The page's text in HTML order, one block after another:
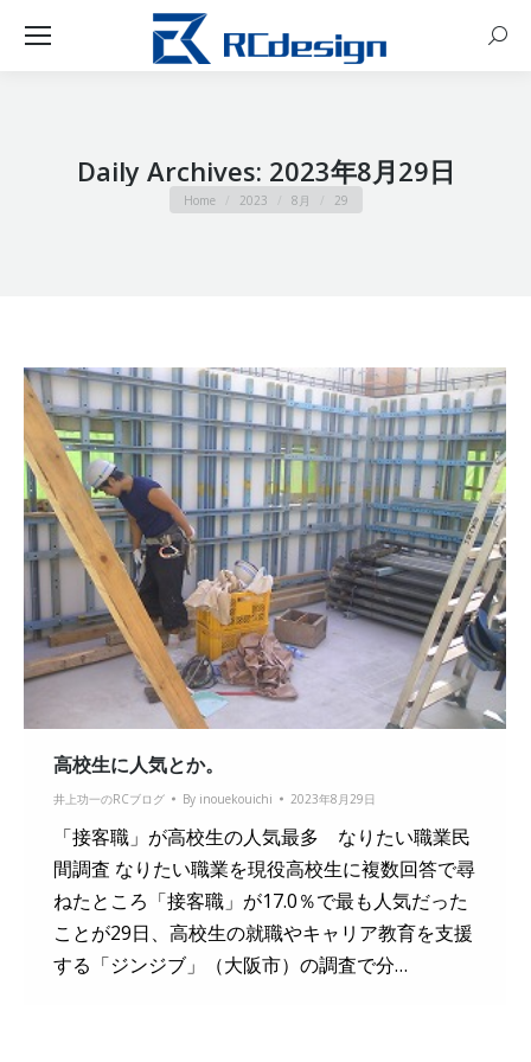
Daily Archives: 2023年8月29日
You are here:
Home 2023 8月 29
高校生に人気とか。
井上功一のRCブログ By inouekouichi 2023年8月29日
「接客職」が高校生の人気最多 なりたい職業民
間調査 なりたい職業を現役高校生に複数回答で尋
ねたところ「接客職」が17.0％で最も人気だった
ことが29日、高校生の就職やキャリア教育を支援
する「ジンジブ」（大阪市）の調査で分…